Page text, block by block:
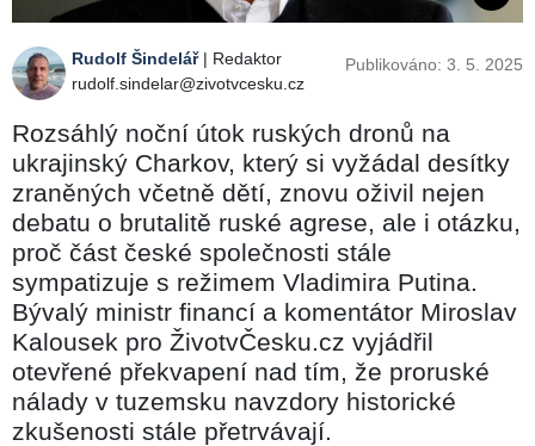
Rudolf Šindelář| Redaktor
rudolf.sindelar@zivotvcesku.cz
Publikováno: 3. 5. 2025
Rozsáhlý noční útok ruských dronů na
ukrajinský Charkov, který si vyžádal desítky
zraněných včetně dětí, znovu oživil nejen
debatu o brutalitě ruské agrese, ale i otázku,
proč část české společnosti stále
sympatizuje s režimem Vladimira Putina.
Bývalý ministr financí a komentátor Miroslav
Kalousek pro ŽivotvČesku.cz vyjádřil
otevřené překvapení nad tím, že proruské
nálady v tuzemsku navzdory historické
zkušenosti stále přetrvávají.